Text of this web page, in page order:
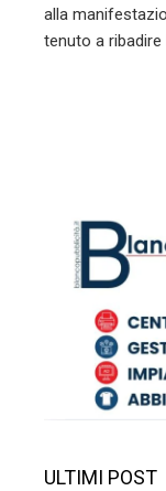
alla
tenuto a
ULTIMI POST